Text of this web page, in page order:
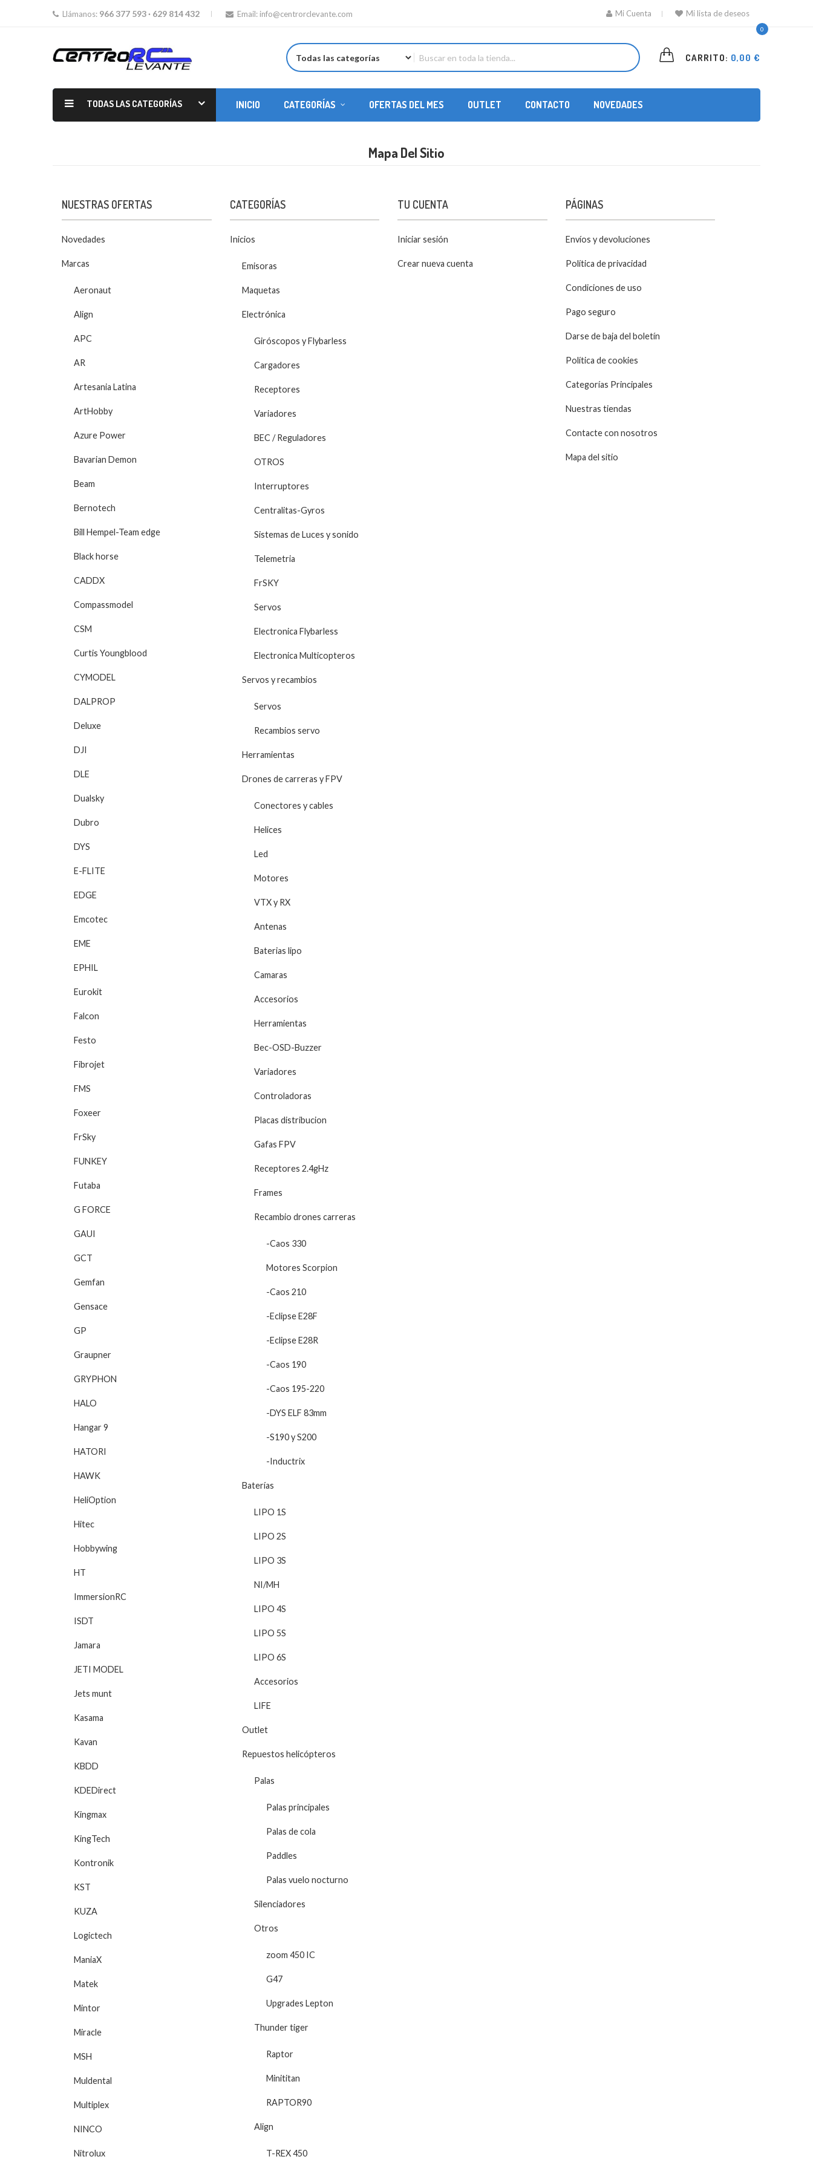
Llámanos: 966 377 593 · 629 814 432 Email: info@centrorclevante.com Mi Cuenta Mi lista de deseos
0
CARRITO: 0,00 €
TODAS LAS CATEGORÍAS INICIO CATEGORÍAS OFERTAS DEL MES OUTLET CONTACTO NOVEDADES
Mapa Del Sitio
NUESTRAS OFERTAS
Novedades
Marcas
Aeronaut
Align
APC
AR
Artesania Latina
ArtHobby
Azure Power
Bavarian Demon
Beam
Bernotech
Bill Hempel-Team edge
Black horse
CADDX
Compassmodel
CSM
Curtis Youngblood
CYMODEL
DALPROP
Deluxe
DJI
DLE
Dualsky
Dubro
DYS
E-FLITE
EDGE
Emcotec
EME
EPHIL
Eurokit
Falcon
Festo
Fibrojet
FMS
Foxeer
FrSky
FUNKEY
Futaba
G FORCE
GAUI
GCT
Gemfan
Gensace
GP
Graupner
GRYPHON
HALO
Hangar 9
HATORI
HAWK
HeliOption
Hitec
Hobbywing
HT
ImmersionRC
ISDT
Jamara
JETI MODEL
Jets munt
Kasama
Kavan
KBDD
KDEDirect
Kingmax
KingTech
Kontronik
KST
KUZA
Logictech
ManiaX
Matek
Mintor
Miracle
MSH
Muldental
Multiplex
NINCO
Nitrolux
CATEGORÍAS
Inicios
Emisoras
Maquetas
Electrónica
Giróscopos y Flybarless
Cargadores
Receptores
Variadores
BEC / Reguladores
OTROS
Interruptores
Centralitas-Gyros
Sistemas de Luces y sonido
Telemetria
FrSKY
Servos
Electronica Flybarless
Electronica Multicopteros
Servos y recambios
Servos
Recambios servo
Herramientas
Drones de carreras y FPV
Conectores y cables
Helices
Led
Motores
VTX y RX
Antenas
Baterias lipo
Camaras
Accesorios
Herramientas
Bec-OSD-Buzzer
Variadores
Controladoras
Placas distribucion
Gafas FPV
Receptores 2.4gHz
Frames
Recambio drones carreras
-Caos 330
Motores Scorpion
-Caos 210
-Eclipse E28F
-Eclipse E28R
-Caos 190
-Caos 195-220
-DYS ELF 83mm
-S190 y S200
-Inductrix
Baterías
LIPO 1S
LIPO 2S
LIPO 3S
NI/MH
LIPO 4S
LIPO 5S
LIPO 6S
Accesorios
LIFE
Outlet
Repuestos helicópteros
Palas
Palas principales
Palas de cola
Paddles
Palas vuelo nocturno
Silenciadores
Otros
zoom 450 IC
G47
Upgrades Lepton
Thunder tiger
Raptor
Minititan
RAPTOR90
Align
T-REX 450
TU CUENTA
Iniciar sesión
Crear nueva cuenta
PÁGINAS
Envíos y devoluciones
Política de privacidad
Condiciones de uso
Pago seguro
Darse de baja del boletín
Política de cookies
Categorías Principales
Nuestras tiendas
Contacte con nosotros
Mapa del sitio